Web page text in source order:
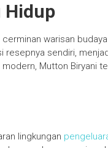
Hidup
warisan
sendiri,
Mutton Biryani
lingkungan